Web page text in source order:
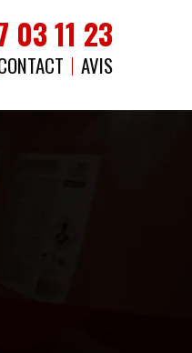
03 11 23
AVIS